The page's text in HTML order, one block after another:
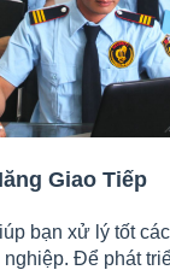
Giao Tiếp
bạn xử lý tốt
Để phát